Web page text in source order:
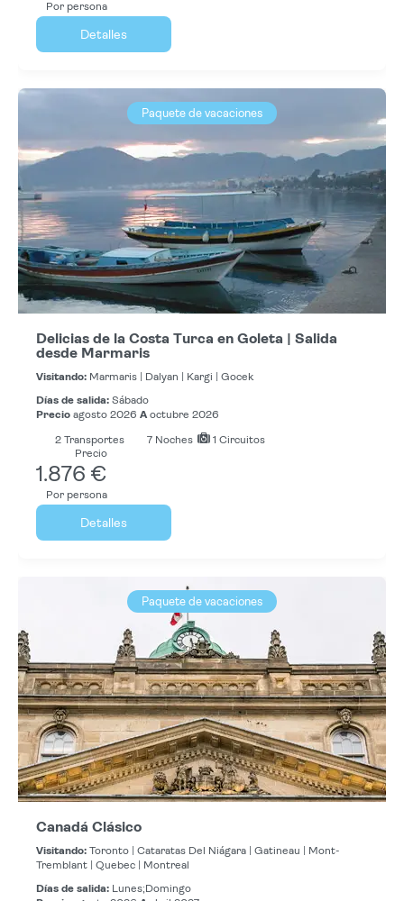
Por persona
Detalles
Paquete de vacaciones
Delicias de la Costa Turca en Goleta | Salida
desde Marmaris
Visitando: Marmaris | Dalyan | Kargi |
Gocek
Días de salida: Sábado
Precio agosto 2026 A octubre 2026
2 Transportes 7 Noches
1 Circuitos
Precio
1.876 €
Por persona
Detalles
Paquete de vacaciones
Canadá Clásico
Visitando: Toronto | Cataratas Del Niágara | Gatineau |
Mont-
Tremblant |
Quebec |
Montreal
Días de salida: Lunes;Domingo